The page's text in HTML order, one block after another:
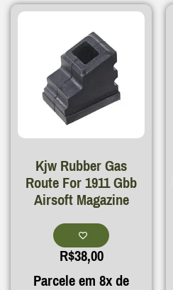
Kjw Rubber Gas
Route For 1911 Gbb
Airsoft Magazine
R$38,00
Parcele em 8x de